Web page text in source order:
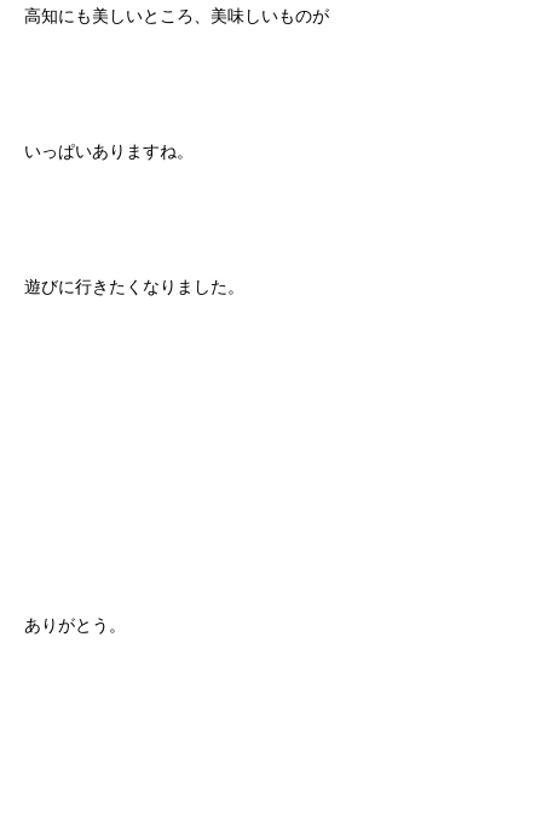
高知にも美しいところ、美味しいものが
いっぱいありますね。
遊びに行きたくなりました。
ありがとう。